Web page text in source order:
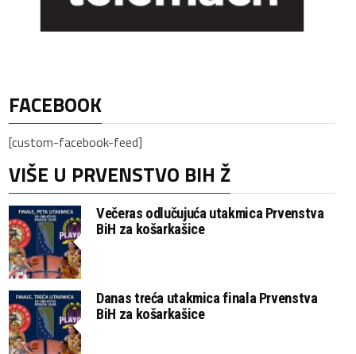
FACEBOOK
[custom-facebook-feed]
VIŠE U PRVENSTVO BIH Ž
Večeras odlučujuća utakmica Prvenstva
BiH za košarkašice
Danas treća utakmica finala Prvenstva
BiH za košarkašice